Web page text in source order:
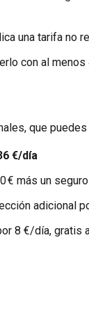
una tarifa no
con al
que
€/día
€ más un
adicional
8 €/día, gratis